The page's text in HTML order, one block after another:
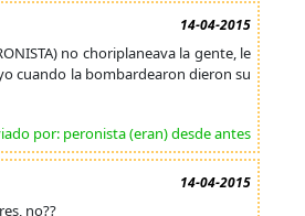
14-04-2015
no choriplaneava la gente, le
cuando la bombardearon dieron su
por: peronista (eran) desde antes
14-04-2015
no??